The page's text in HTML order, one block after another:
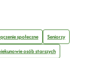
społeczne
Seniorzy
osób starszych